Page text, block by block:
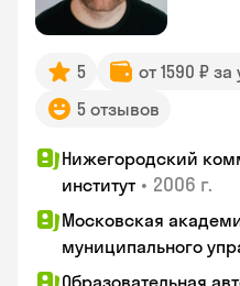
5 от 1590 ₽ за
5 отзывов
Нижегородский
институт • 2006 г.
Московская
муниципального
Образовательная